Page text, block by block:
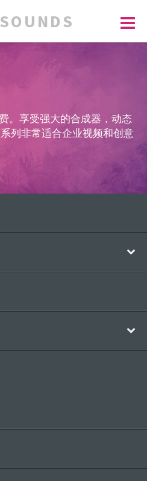
。享受强大的合成器，动态
列非常适合企业视频和创意